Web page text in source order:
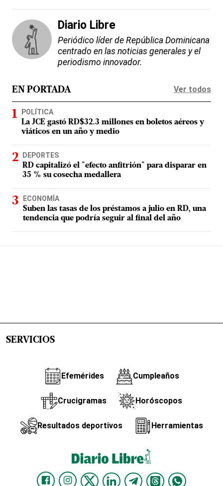
Diario Libre
Periódico líder de República Dominicana
centrado en las noticias generales y el
periodismo innovador.
EN PORTADA Ver todos
POLÍTICA
La JCE gastó RD$32.3 millones en boletos aéreos y
viáticos en un año y medio
DEPORTES
RD capitalizó el "efecto anfitrión" para disparar en
35 % su cosecha medallera
ECONOMÍA
Suben las tasas de los préstamos a julio en RD, una
tendencia que podría seguir al final del año
SERVICIOS
Efemérides Cumpleaños
Crucigramas Horóscopos
Resultados deportivos Herramientas